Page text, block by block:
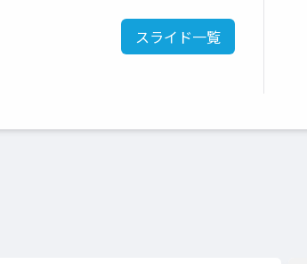
スライド一覧